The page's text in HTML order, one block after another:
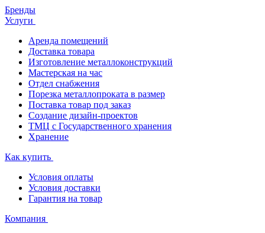
Бренды
Услуги
Аренда помещений
Доставка товара
Изготовление металлоконструкций
Мастерская на час
Отдел снабжения
Порезка металлопроката в размер
Поставка товар под заказ
Создание дизайн-проектов
ТМЦ с Государственного хранения
Хранение
Как купить
Условия оплаты
Условия доставки
Гарантия на товар
Компания